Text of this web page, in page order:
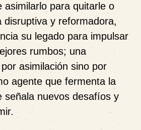
asimilarlo para quitarle o
disruptiva y reformadora,
su legado para impulsar
rumbos; una
asimilación sino por
agente que fermenta la
señala nuevos desafíos y